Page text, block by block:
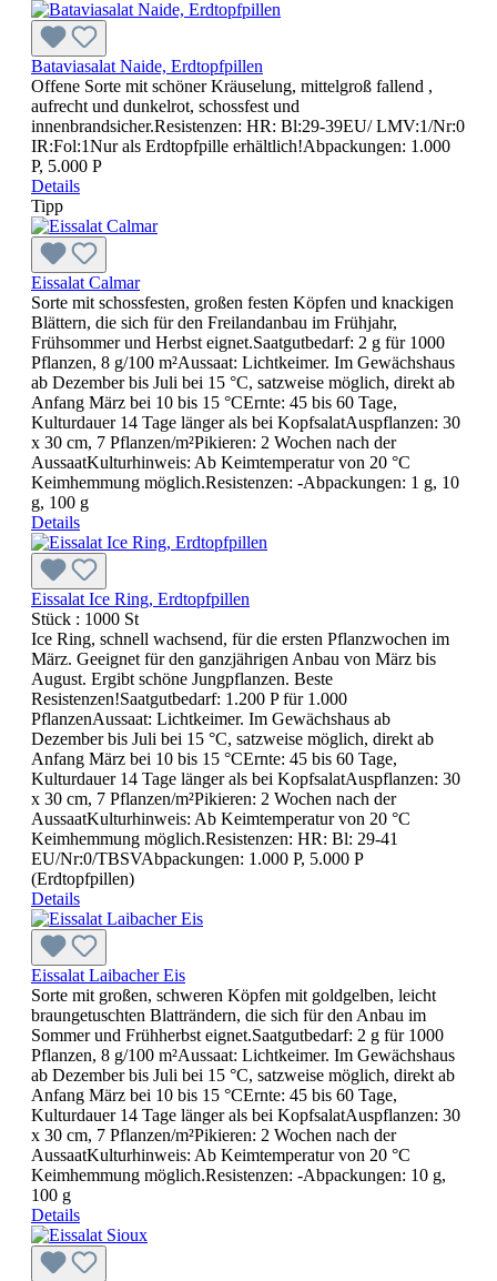
Bataviasalat Naide, Erdtopfpillen
Offene Sorte mit schöner Kräuselung, mittelgroß fallend ,
aufrecht und dunkelrot, schossfest und
innenbrandsicher.Resistenzen: HR: Bl:29-39EU/ LMV:1/Nr:0
IR:Fol:1Nur als Erdtopfpille erhältlich!Abpackungen: 1.000
P, 5.000 P
Details
Tipp
Eissalat Calmar
Sorte mit schossfesten, großen festen Köpfen und knackigen
Blättern, die sich für den Freilandanbau im Frühjahr,
Frühsommer und Herbst eignet.Saatgutbedarf: 2 g für 1000
Pflanzen, 8 g/100 m²Aussaat: Lichtkeimer. Im Gewächshaus
ab Dezember bis Juli bei 15 °C, satzweise möglich, direkt ab
Anfang März bei 10 bis 15 °CErnte: 45 bis 60 Tage,
Kulturdauer 14 Tage länger als bei KopfsalatAuspflanzen: 30
x 30 cm, 7 Pflanzen/m²Pikieren: 2 Wochen nach der
AussaatKulturhinweis: Ab Keimtemperatur von 20 °C
Keimhemmung möglich.Resistenzen: -Abpackungen: 1 g, 10
g, 100 g
Details
Eissalat Ice Ring, Erdtopfpillen
Stück : 1000 St
Ice Ring, schnell wachsend, für die ersten Pflanzwochen im
März. Geeignet für den ganzjährigen Anbau von März bis
August. Ergibt schöne Jungpflanzen. Beste
Resistenzen!Saatgutbedarf: 1.200 P für 1.000
PflanzenAussaat: Lichtkeimer. Im Gewächshaus ab
Dezember bis Juli bei 15 °C, satzweise möglich, direkt ab
Anfang März bei 10 bis 15 °CErnte: 45 bis 60 Tage,
Kulturdauer 14 Tage länger als bei KopfsalatAuspflanzen: 30
x 30 cm, 7 Pflanzen/m²Pikieren: 2 Wochen nach der
AussaatKulturhinweis: Ab Keimtemperatur von 20 °C
Keimhemmung möglich.Resistenzen: HR: Bl: 29-41
EU/Nr:0/TBSVAbpackungen: 1.000 P, 5.000 P
(Erdtopfpillen)
Details
Eissalat Laibacher Eis
Sorte mit großen, schweren Köpfen mit goldgelben, leicht
braungetuschten Blatträndern, die sich für den Anbau im
Sommer und Frühherbst eignet.Saatgutbedarf: 2 g für 1000
Pflanzen, 8 g/100 m²Aussaat: Lichtkeimer. Im Gewächshaus
ab Dezember bis Juli bei 15 °C, satzweise möglich, direkt ab
Anfang März bei 10 bis 15 °CErnte: 45 bis 60 Tage,
Kulturdauer 14 Tage länger als bei KopfsalatAuspflanzen: 30
x 30 cm, 7 Pflanzen/m²Pikieren: 2 Wochen nach der
AussaatKulturhinweis: Ab Keimtemperatur von 20 °C
Keimhemmung möglich.Resistenzen: -Abpackungen: 10 g,
100 g
Details